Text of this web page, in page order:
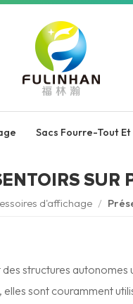
Sacs Fourre-Tout
SUR
d'affichage /
des structures
sont couramment